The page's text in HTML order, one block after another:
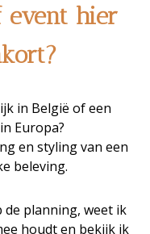
event hier
in België of een
Europa?
en styling van een
beleving.
de planning, weet ik
houdt en bekijk ik